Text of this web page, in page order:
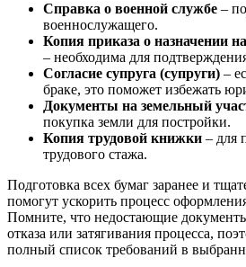
Справка о военной службе –
военнослужащего.
Копия приказа о назначении
– необходима для
Согласие супруга (супруги) –
браке, это поможет избежать
Документы на земельный
покупка земли для постройки.
Копия трудовой книжки – для
трудового стажа.
Подготовка всех бумаг заранее и
помогут ускорить процесс
Помните, что недостающие
отказа или затягивания процесса,
полный список требований в